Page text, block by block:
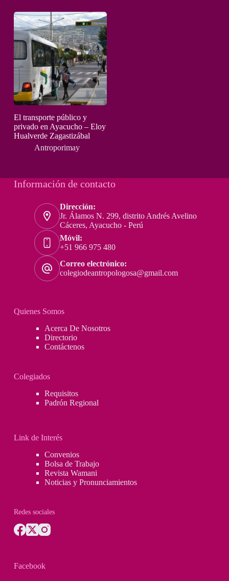
El transporte público y
privado en Ayacucho – Eloy
Hualverde Zagastizábal
Antroporimay
Información de contacto
Dirección:
Jr. Álamos N. 299, distrito Andrés Avelino
Cáceres, Ayacucho - Perú
Móvil:
+51 966 975 480
Correo electrónico:
colegiodeantropologosa@gmail.com
Quienes Somos
Acerca De Nosotros
Directorio
Contáctenos
Colegiados
Requisitos
Padrón Regional
Link de Interés
Convenios
Bolsa de Trabajo
Revista Wamani
Noticias y Pronunciamientos
Redes sociales
Facebook